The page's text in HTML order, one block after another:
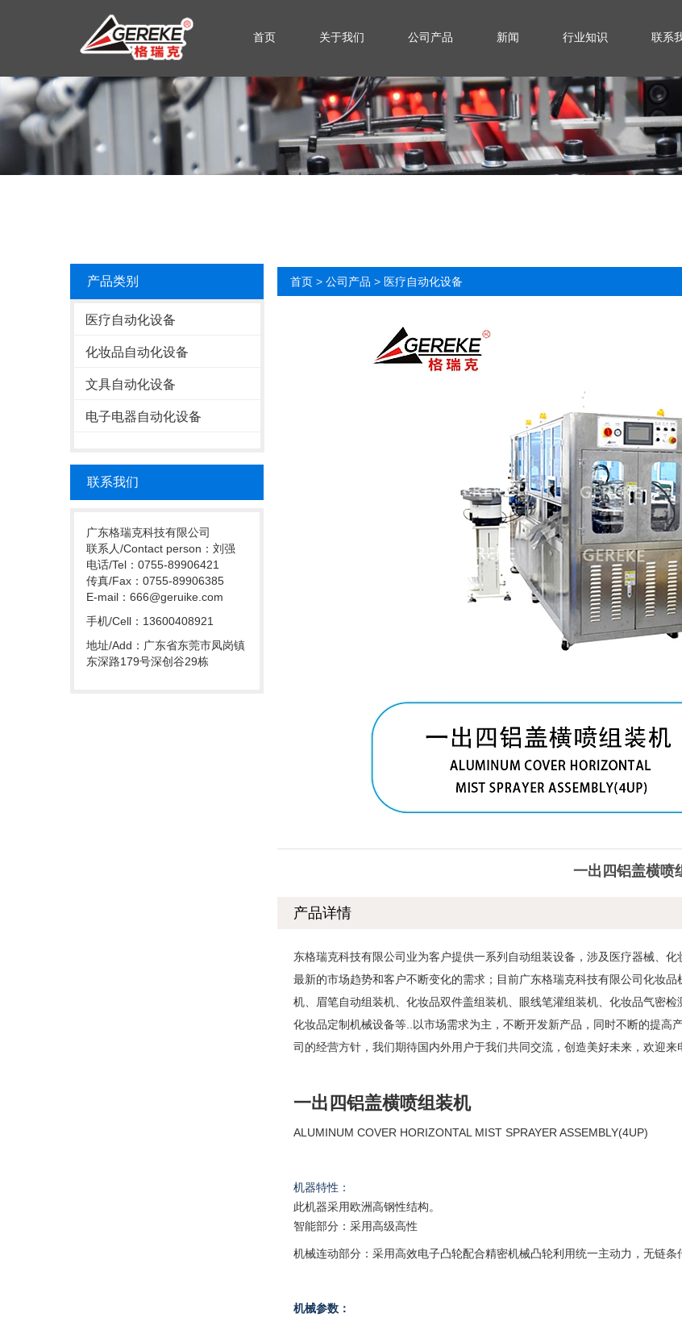
首页 关于我们 公司产品 新闻 行业知识 联系
产品类别
医疗自动化设备
化妆品自动化设备
文具自动化设备
电子电器自动化设备
联系我们
广东格瑞克科技有限公司
联系人/Contact person：刘强
电话/Tel：0755-89906421
传真/Fax：0755-89906385
E-mail： 666@geruike.com
手机/Cell：13600408921
地址/Add：广东省东莞市凤岗镇
东深路179号深创谷29栋
首页 >公司产品 > 医疗自动化设备
一出四铝盖横喷
产品详情
东格瑞克科技有限公司 业为客户提供一系列自动组装设备，涉及医疗器械、
最新的市场趋势和客户不断变化的需求；目前广东格瑞克科技有限公司化妆
机、眉笔自动组装机、化妆品双件盖组装机、眼线笔灌组装机、化妆品气密
化妆品定制机械设备等..以市场需求为主，不断开发新产品，同时不断的提高
司的经营方针，我们期待国内外用户于我们共同交流，创造美好未来，欢迎来
一出四铝盖横喷组装机
ALUMINUM COVER HORIZONTAL MIST SPRAYER ASSEMBLY(4UP)
机器特性：
此机器采用欧洲高钢性结构。
智能部分：采用高级高性
机械连动部分：采用高效电子凸轮配合精密机械凸轮利用统一主动力，无链条
机械参数：